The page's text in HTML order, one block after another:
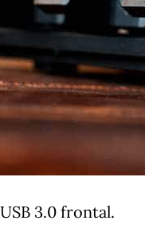
3.0 frontal.